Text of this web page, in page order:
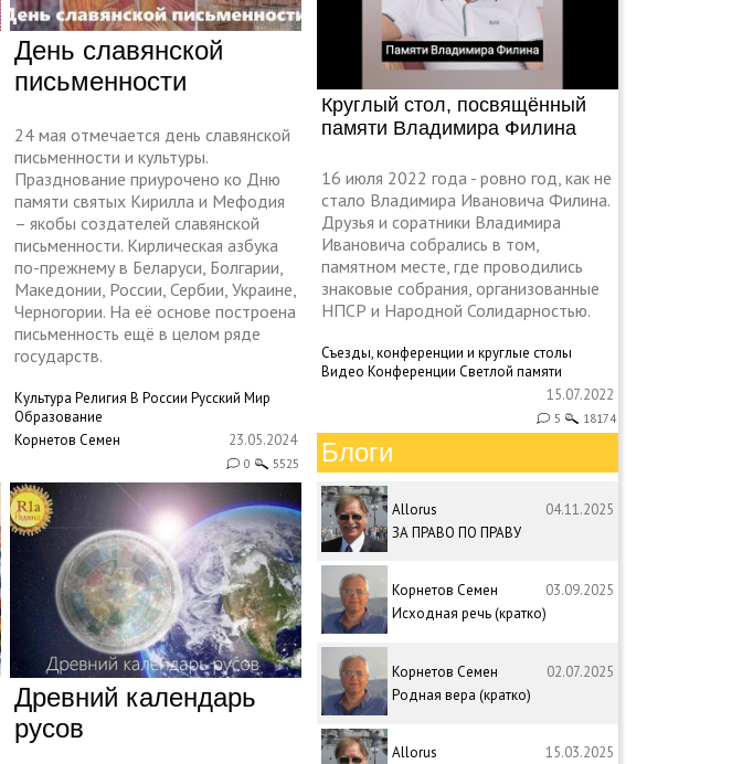
День славянской
письменности
24 мая отмечается день славянской
письменности и культуры.
Празднование приурочено ко Дню
памяти святых Кирилла и Мефодия
– якобы создателей славянской
письменности. Кирлическая азбука
по-прежнему в Беларуси, Болгарии,
Македонии, России, Сербии, Украине,
Черногории. На её основе построена
письменность ещё в целом ряде
государств.
Культура Религия В России Русский Мир
Образование
Корнетов Семен
23.05.2024
0 5525
Древний календарь
русов
Круглый стол, посвящённый
памяти Владимира Филина
16 июля 2022 года - ровно год, как не
стало Владимира Ивановича Филина.
Друзья и соратники Владимира
Ивановича собрались в том,
памятном месте, где проводились
знаковые собрания, организованные
НПСР и Народной Солидарностью.
Съезды, конференции и круглые столы
Видео Конференции Светлой памяти
15.07.2022
5 18174
Блоги
Allorus
04.11.2025
ЗА ПРАВО ПО ПРАВУ
Корнетов Семен
03.09.2025
Исходная речь (кратко)
Корнетов Семен
02.07.2025
Родная вера (кратко)
Allorus
15.03.2025